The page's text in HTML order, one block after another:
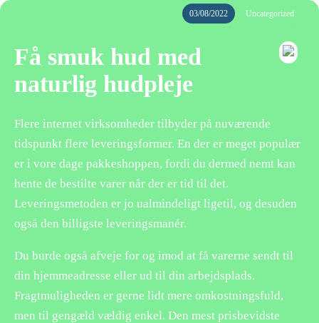
03/08/2022 Uncategorized
Få smuk hud med
naturlig hudpleje
Flere internet virksomheder tilbyder på nuværende
tidspunkt flere leveringsformer. En der er meget populær
er i vore dage pakkeshoppen, fordi du dermed nemt kan
hente de bestilte varer når der er tid til det.
Leveringsmetoden er jo ualmindeligt ligetil, og desuden
også den billigste leveringsmanér.
Du burde også afveje for og imod at få varerne sendt til
din hjemmeadresse eller ud til din arbejdsplads.
Fragtmuligheden er gerne lidt mere omkostningsfuld,
men til gengæld vældig enkel. Den mest prisbevidste